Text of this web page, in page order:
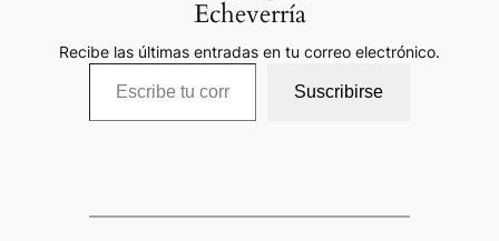
Echeverría
Recibe las últimas entradas en tu correo electrónico.
Escribe tu correo electrónico…
Suscribirse